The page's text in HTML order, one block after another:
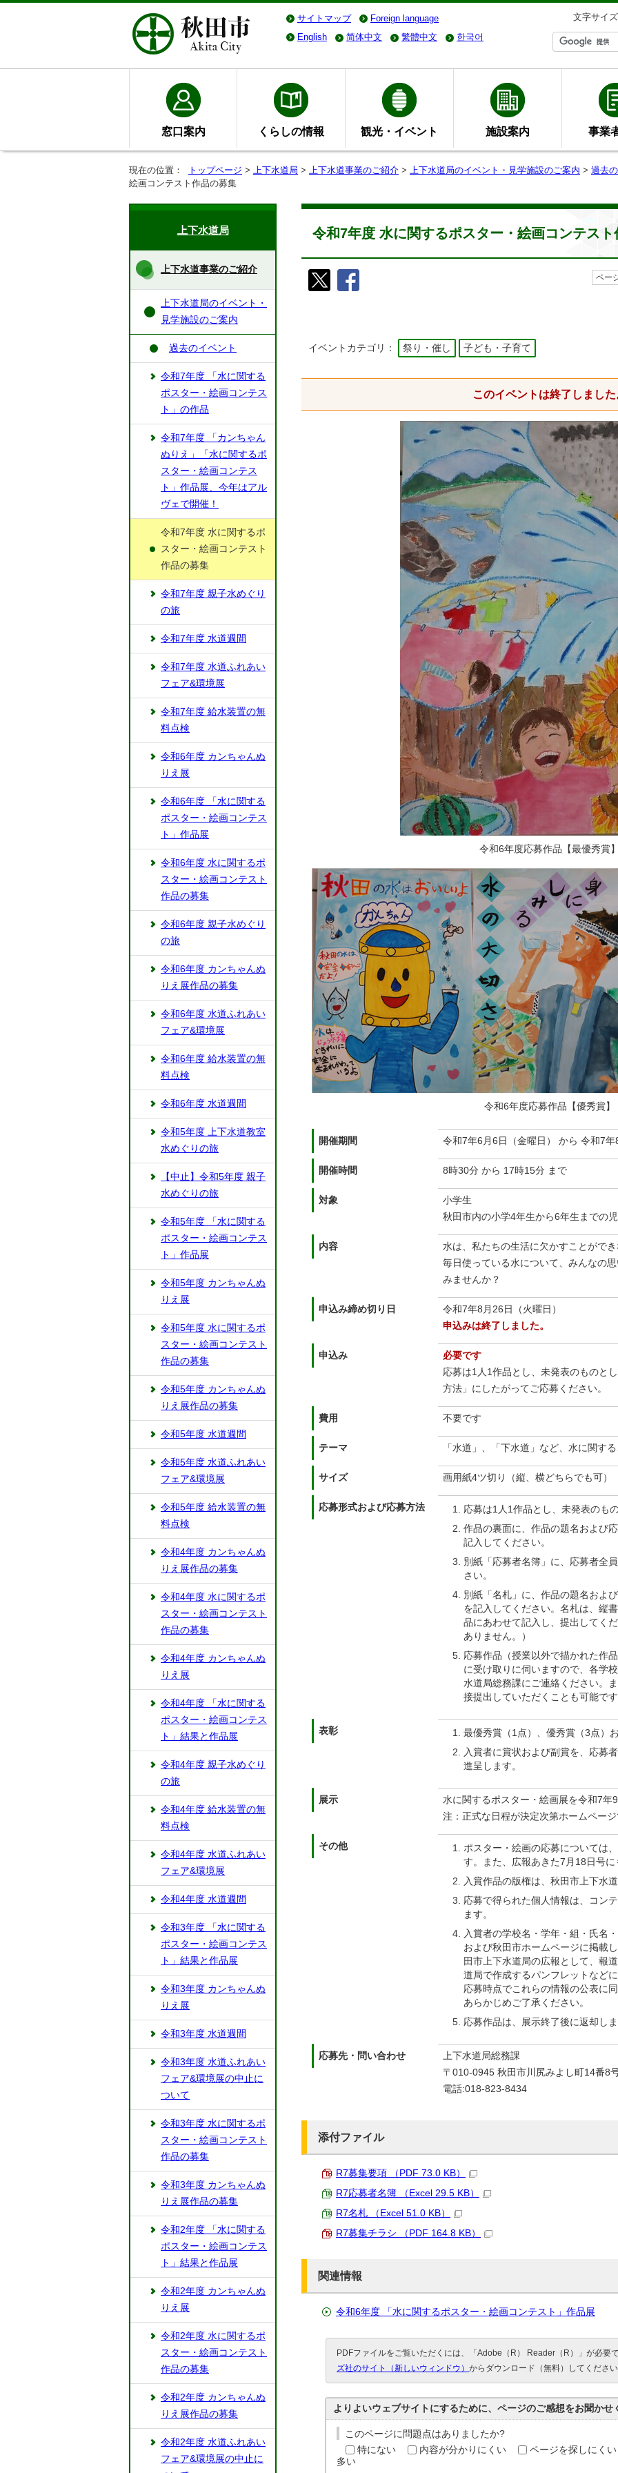
サイトマップ Foreign language
文字サイズ
English
简体中文 繁體中文 한국어
窓口案内 くらしの情報 観光・イベント 施設案内 事業
現在の位置： トップページ > 上下水道局 > 上下水道事業のご紹介 > 上下水道局のイベント・見学施設のご案内 > 過去
絵画コンテスト作品の募集
令和7年度 水に関するポスター・絵画コンテスト
ペー
イベントカテゴリ： 祭り・催し 子ども・子育て
このイベントは終了しまし
令和6年度応募作品【最優秀賞
令和6年度応募作品【優秀賞】
開催期間 令和7年6月6日（金曜日） から 令和7
開催時間 8時30分 から 17時15分 まで
対象
小学生
秋田市内の小学4年生から6年生までの
内容
水は、私たちの生活に欠かすことがで
毎日使っている水について、みんなの
みませんか？
申込み締め切り日
令和7年8月26日（火曜日）
申込みは終了しました。
申込み
必要です
応募は1人1作品とし、未発表のものと
方法」にしたがってご応募ください。
費用 不要です
テーマ 「水道」、「下水道」など、水に関す
サイズ 画用紙4ツ切り（縦、横どちらでも可）
応募形式および応募方法
応募は1人1作品とし、未発表のも
作品の裏面に、作品の題名および
記入してください。
別紙「応募者名簿」に、応募者全
さい。
別紙「名札」に、作品の題名およ
を記入してください。名札は、縦
品にあわせて記入し、提出してく
ありません。）
応募作品（授業以外で描かれた作
に受け取りに伺いますので、各学
水道局総務課にご連絡ください。
接提出していただくことも可能で
表彰
最優秀賞（1点）、優秀賞（3点）
入賞者に賞状および副賞を、応募
進呈します。
展示
水に関するポスター・絵画展を令和7年
注：正式な日程が決定次第ホームペー
その他
ポスター・絵画の応募については
す。また、広報あきた7月18日号
入賞作品の版権は、秋田市上下水
応募で得られた個人情報は、コン
ます。
入賞者の学校名・学年・組・氏名
および秋田市ホームページに掲載
田市上下水道局の広報として、報
道局で作成するパンフレットなど
応募時点でこれらの情報の公表に
あらかじめご了承ください。
応募作品は、展示終了後に返却し
応募先・問い合わせ
上下水道局総務課
〒010-0945 秋田市川尻みよし町14番8
電話:018-823-8434
添付ファイル
R7募集要項 （PDF 73.0 KB）
R7応募者名簿 （Excel 29.5 KB）
R7名札 （Excel 51.0 KB）
R7募集チラシ （PDF 164.8 KB）
関連情報
令和6年度 「水に関するポスター・絵画コンテスト」作品展
PDFファイルをご覧いただくには、「Adobe（R） Reader（R）」が必要
ズ社のサイト（新しいウィンドウ） からダウンロード（無料）してくださ
よりよいウェブサイトにするために、ページのご感想をお聞かせ
このページに問題点はありましたか?
特にない
内容が分かりにくい
ページを探しにくい
多い
上下水道局
上下水道事業のご紹介
上下水道局のイベント・
見学施設のご案内
過去のイベント
令和7年度 「水に関する
ポスター・絵画コンテス
ト」の作品
令和7年度 「カンちゃん
ぬりえ」「水に関するポ
スター・絵画コンテス
ト」作品展、今年はアル
ヴェで開催！
令和7年度 水に関するポ
スター・絵画コンテスト
作品の募集
令和7年度 親子水めぐり
の旅
令和7年度 水道週間
令和7年度 水道ふれあい
フェア&環境展
令和7年度 給水装置の無
料点検
令和6年度 カンちゃんぬ
りえ展
令和6年度 「水に関する
ポスター・絵画コンテス
ト」作品展
令和6年度 水に関するポ
スター・絵画コンテスト
作品の募集
令和6年度 親子水めぐり
の旅
令和6年度 カンちゃんぬ
りえ展作品の募集
令和6年度 水道ふれあい
フェア&環境展
令和6年度 給水装置の無
料点検
令和6年度 水道週間
令和5年度 上下水道教室
水めぐりの旅
【中止】令和5年度 親子
水めぐりの旅
令和5年度 「水に関する
ポスター・絵画コンテス
ト」作品展
令和5年度 カンちゃんぬ
りえ展
令和5年度 水に関するポ
スター・絵画コンテスト
作品の募集
令和5年度 カンちゃんぬ
りえ展作品の募集
令和5年度 水道週間
令和5年度 水道ふれあい
フェア&環境展
令和5年度 給水装置の無
料点検
令和4年度 カンちゃんぬ
りえ展作品の募集
令和4年度 水に関するポ
スター・絵画コンテスト
作品の募集
令和4年度 カンちゃんぬ
りえ展
令和4年度 「水に関する
ポスター・絵画コンテス
ト」結果と作品展
令和4年度 親子水めぐり
の旅
令和4年度 給水装置の無
料点検
令和4年度 水道ふれあい
フェア&環境展
令和4年度 水道週間
令和3年度 「水に関する
ポスター・絵画コンテス
ト」結果と作品展
令和3年度 カンちゃんぬ
りえ展
令和3年度 水道週間
令和3年度 水道ふれあい
フェア&環境展の中止に
ついて
令和3年度 水に関するポ
スター・絵画コンテスト
作品の募集
令和3年度 カンちゃんぬ
りえ展作品の募集
令和2年度 「水に関する
ポスター・絵画コンテス
ト」結果と作品展
令和2年度 カンちゃんぬ
りえ展
令和2年度 水に関するポ
スター・絵画コンテスト
作品の募集
令和2年度 カンちゃんぬ
りえ展作品の募集
令和2年度 水道ふれあい
フェア&環境展の中止に